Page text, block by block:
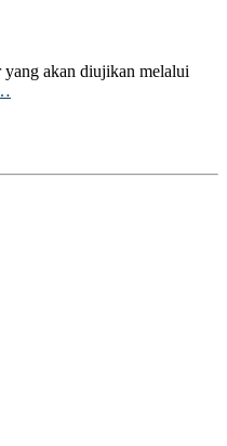
akan diujikan melalui